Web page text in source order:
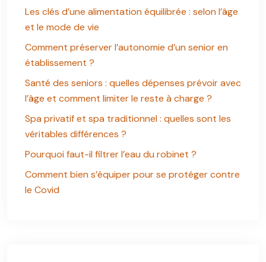
Les clés d’une alimentation équilibrée : selon l’âge
et le mode de vie
Comment préserver l’autonomie d’un senior en
établissement ?
Santé des seniors : quelles dépenses prévoir avec
l’âge et comment limiter le reste à charge ?
Spa privatif et spa traditionnel : quelles sont les
véritables différences ?
Pourquoi faut-il filtrer l’eau du robinet ?
Comment bien s’équiper pour se protéger contre
le Covid